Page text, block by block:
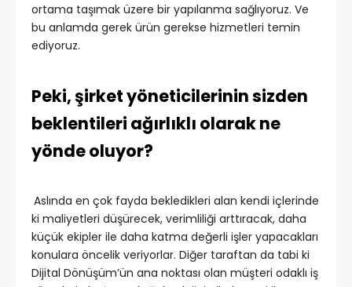
ortama taşımak üzere bir yapılanma sağlıyoruz. Ve
bu anlamda gerek ürün gerekse hizmetleri temin
ediyoruz.
Peki, şirket yöneticilerinin sizden
beklentileri ağırlıklı olarak ne
yönde oluyor?
Aslında en çok fayda bekledikleri alan kendi içlerinde
ki maliyetleri düşürecek, verimliliği arttıracak, daha
küçük ekipler ile daha katma değerli işler yapacakları
konulara öncelik veriyorlar. Diğer taraftan da tabi ki
Dijital Dönüşüm’ün ana noktası olan müşteri odaklı iş